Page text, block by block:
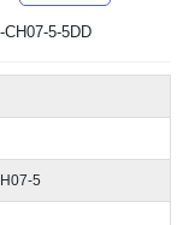
5-5DD
5